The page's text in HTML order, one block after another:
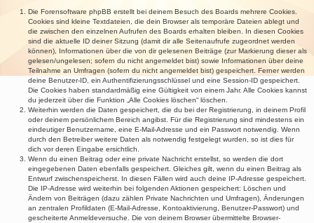
Die Forensoftware phpBB erstellt bei deinem Besuch des Boards mehrere Cookies.
Cookies sind kleine Textdateien, die dein Browser als temporäre Dateien ablegt und
die zwischen den einzelnen Aufrufen des Boards erhalten bleiben. In diesen Cookies
sind die aktuelle ID deiner Sitzung (damit dir alle Seitenaufrufe zugeordnet werden
können), Informationen über die von dir gelesenen Beiträge (zur Markierung dieser als
gelesen/ungelesen; sofern du nicht angemeldet bist) sowie Informationen über deine
Teilnahme an Umfragen (sofern du nicht angemeldet bist) gespeichert. Ferner werden
deine Benutzer-ID, ein Authentifizierungsschlüssel und eine Session-ID gespeichert.
Die Cookies haben standardmäßig eine Gültigkeit von einem Jahr. Alle Cookies kannst
du jederzeit über die Funktion „Alle Cookies löschen“ löschen.
Weiterhin werden die Daten gespeichert, die du bei der Registrierung, in deinem Profil
oder deinem persönlichem Bereich angibst. Für die Registrierung sind mindestens ein
eindeutiger Benutzername, eine E-Mail-Adresse und ein Passwort notwendig. Wenn
durch den Betreiber weitere Daten als notwendig festgelegt wurden, so ist dies für
dich vor deren Eingabe ersichtlich.
Wenn du einen Beitrag oder eine private Nachricht erstellst, so werden die dort
eingegebenen Daten ebenfalls gespeichert. Gleiches gilt, wenn du einen Beitrag als
Entwurf zwischenspeicherst. In diesen Fällen wird auch deine IP-Adresse gespeichert.
Die IP-Adresse wird weiterhin bei folgenden Aktionen gespeichert: Löschen und
Ändern von Beiträgen (dazu zählen Private Nachrichten und Umfragen), Änderungen
an zentralen Profildaten (E-Mail-Adresse, Kontoaktivierung, Benutzer-Passwort) und
gescheiterte Anmeldeversuche. Die von deinem Browser übermittelte Browser-